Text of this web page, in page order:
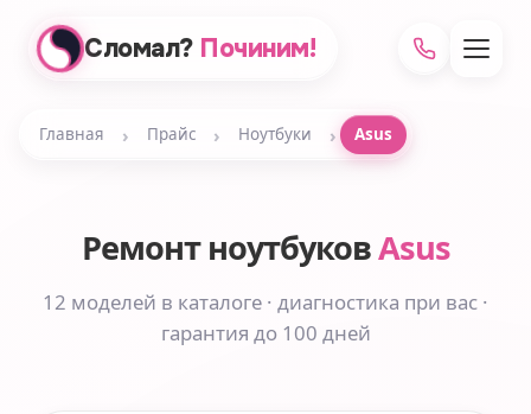
Сломал? Починим!
Главная › Прайс › Ноутбуки › Asus
Ремонт ноутбуковAsus
12 моделей в каталоге · диагностика при вас ·
гарантия до 100 дней